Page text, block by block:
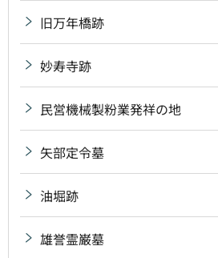
旧万年橋跡
妙寿寺跡
民営機械製粉業発祥の地
矢部定令墓
油堀跡
雄誉霊巌墓